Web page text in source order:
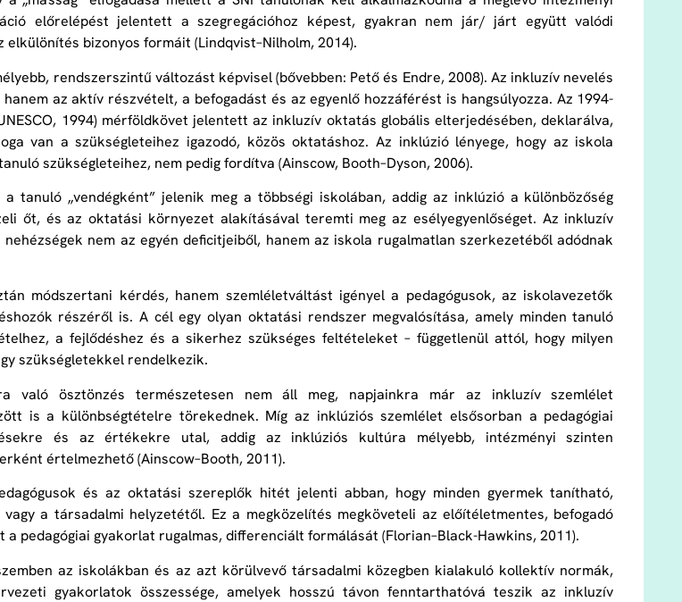
előrelépést jelentett a szegregációhoz képest, gyakran nem jár/ járt együtt valódi
bizonyos formáit (Lindqvist–Nilholm, 2014).
rendszerszintű változást képvisel (bővebben: Pető és Endre, 2008). Az inkluzív nevelés
az aktív részvételt, a befogadást és az egyenlő hozzáférést is hangsúlyozza. Az 1994-
1994) mérföldkövet jelentett az inkluzív oktatás globális elterjedésében, deklarálva,
van a szükségleteihez igazodó, közös oktatáshoz. Az inklúzió lényege, hogy az iskola
szükségleteihez, nem pedig fordítva (Ainscow, Booth–Dyson, 2006).
tanuló „vendégként” jelenik meg a többségi iskolában, addig az inklúzió a különbözőség
őt, és az oktatási környezet alakításával teremti meg az esélyegyenlőséget. Az inkluzív
nem az egyén deficitjeiből, hanem az iskola rugalmatlan szerkezetéből adódnak
módszertani kérdés, hanem szemléletváltást igényel a pedagógusok, az iskolavezetők
részéről is. A cél egy olyan oktatási rendszer megvalósítása, amely minden tanuló
a fejlődéshez és a sikerhez szükséges feltételeket – függetlenül attól, hogy milyen
szükségletekkel rendelkezik.
való ösztönzés természetesen nem áll meg, napjainkra már az inkluzív szemlélet
is a különbségtételre törekednek. Míg az inklúziós szemlélet elsősorban a pedagógiai
és az értékekre utal, addig az inklúziós kultúra mélyebb, intézményi szinten
értelmezhető (Ainscow–Booth, 2011).
és az oktatási szereplők hitét jelenti abban, hogy minden gyermek tanítható,
a társadalmi helyzetétől. Ez a megközelítés megköveteli az előítéletmentes, befogadó
pedagógiai gyakorlat rugalmas, differenciált formálását (Florian–Black-Hawkins, 2011).
az iskolákban és az azt körülvevő társadalmi közegben kialakuló kollektív normák,
gyakorlatok összessége, amelyek hosszú távon fenntarthatóvá teszik az inkluzív